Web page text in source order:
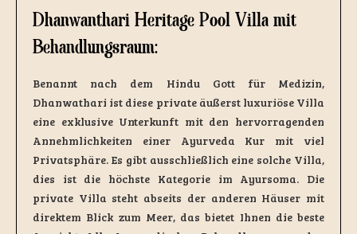
Dhanwanthari Heritage Pool Villa mit
Behandlungsraum:
Benannt nach dem Hindu Gott für Medizin,
Dhanwathari ist diese private äußerst luxuriöse Villa
eine exklusive Unterkunft mit den hervorragenden
Annehmlichkeiten einer Ayurveda Kur mit viel
Privatsphäre. Es gibt ausschließlich eine solche Villa,
dies ist die höchste Kategorie im Ayursoma. Die
private Villa steht abseits der anderen Häuser mit
direktem Blick zum Meer, das bietet Ihnen die beste